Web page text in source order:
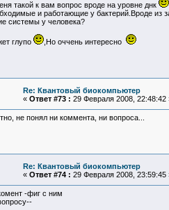
такой к вам вопрос вроде на уровне днк
и работающие у бактерий.Вроде из
системы у человека?
глупо ,Но оччень интересно
Re: Квантовый биокомпьютер
« Ответ #73 : 29 Февраля 2008, 22:48:42
не понял ни коммента, ни вопроса...
Re: Квантовый биокомпьютер
« Ответ #74 : 29 Февраля 2008, 23:59:45
-фиг с ним